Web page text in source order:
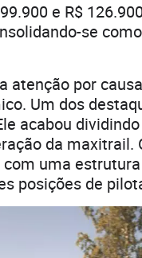
e R$
se
atenção por
Um dos
acabou
da maxitrail.
uma
posições de